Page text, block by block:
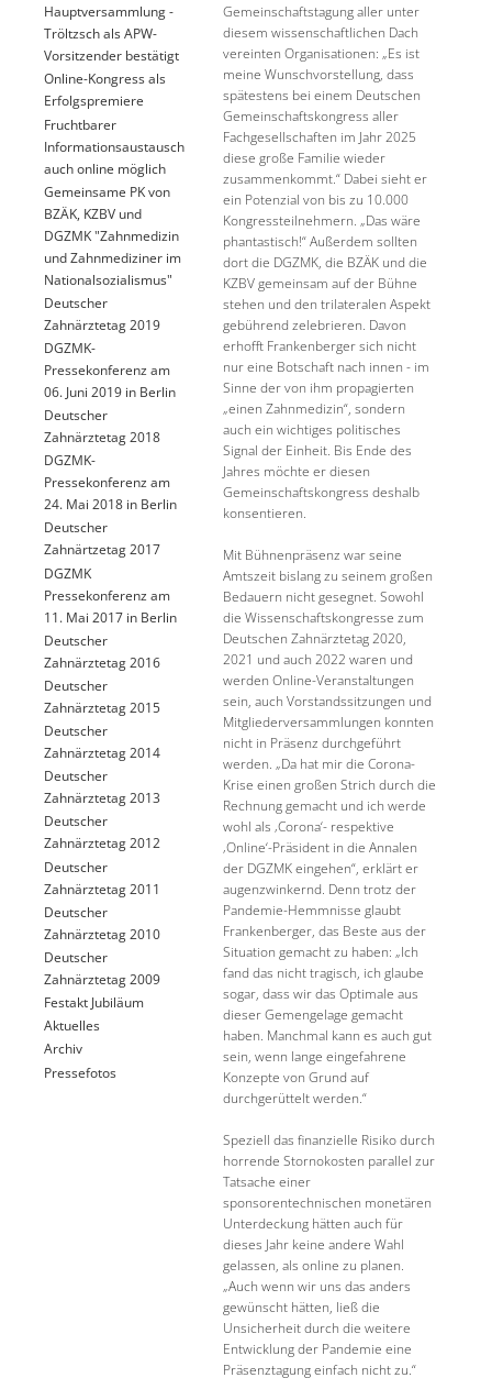
Hauptversammlung -
Tröltzsch als APW-
Vorsitzender bestätigt
Online-Kongress als
Erfolgspremiere
Fruchtbarer
Informationsaustausch
auch online möglich
Gemeinsame PK von
BZÄK, KZBV und
DGZMK "Zahnmedizin
und Zahnmediziner im
Nationalsozialismus"
Deutscher
Zahnärztetag 2019
DGZMK-
Pressekonferenz am
06. Juni 2019 in Berlin
Deutscher
Zahnärztetag 2018
DGZMK-
Pressekonferenz am
24. Mai 2018 in Berlin
Deutscher
Zahnärtzetag 2017
DGZMK
Pressekonferenz am
11. Mai 2017 in Berlin
Deutscher
Zahnärztetag 2016
Deutscher
Zahnärztetag 2015
Deutscher
Zahnärztetag 2014
Deutscher
Zahnärztetag 2013
Deutscher
Zahnärztetag 2012
Deutscher
Zahnärztetag 2011
Deutscher
Zahnärztetag 2010
Deutscher
Zahnärztetag 2009
Festakt Jubiläum
Aktuelles
Archiv
Pressefotos
Gemeinschaftstagung aller unter
diesem wissenschaftlichen Dach
vereinten Organisationen: „Es ist
meine Wunschvorstellung, dass
spätestens bei einem Deutschen
Gemeinschaftskongress aller
Fachgesellschaften im Jahr 2025
diese große Familie wieder
zusammenkommt.“ Dabei sieht er
ein Potenzial von bis zu 10.000
Kongressteilnehmern. „Das wäre
phantastisch!“ Außerdem sollten
dort die DGZMK, die BZÄK und die
KZBV gemeinsam auf der Bühne
stehen und den trilateralen Aspekt
gebührend zelebrieren. Davon
erhofft Frankenberger sich nicht
nur eine Botschaft nach innen - im
Sinne der von ihm propagierten
„einen Zahnmedizin“, sondern
auch ein wichtiges politisches
Signal der Einheit. Bis Ende des
Jahres möchte er diesen
Gemeinschaftskongress deshalb
konsentieren.
Mit Bühnenpräsenz war seine
Amtszeit bislang zu seinem großen
Bedauern nicht gesegnet. Sowohl
die Wissenschaftskongresse zum
Deutschen Zahnärztetag 2020,
2021 und auch 2022 waren und
werden Online-Veranstaltungen
sein, auch Vorstandssitzungen und
Mitgliederversammlungen konnten
nicht in Präsenz durchgeführt
werden. „Da hat mir die Corona-
Krise einen großen Strich durch die
Rechnung gemacht und ich werde
wohl als ‚Corona‘- respektive
‚Online‘-Präsident in die Annalen
der DGZMK eingehen“, erklärt er
augenzwinkernd. Denn trotz der
Pandemie-Hemmnisse glaubt
Frankenberger, das Beste aus der
Situation gemacht zu haben: „Ich
fand das nicht tragisch, ich glaube
sogar, dass wir das Optimale aus
dieser Gemengelage gemacht
haben. Manchmal kann es auch gut
sein, wenn lange eingefahrene
Konzepte von Grund auf
durchgerüttelt werden.“
Speziell das finanzielle Risiko durch
horrende Stornokosten parallel zur
Tatsache einer
sponsorentechnischen monetären
Unterdeckung hätten auch für
dieses Jahr keine andere Wahl
gelassen, als online zu planen.
„Auch wenn wir uns das anders
gewünscht hätten, ließ die
Unsicherheit durch die weitere
Entwicklung der Pandemie eine
Präsenztagung einfach nicht zu.“